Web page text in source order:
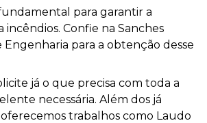
para garantir a
Confie na Sanches
Engenharia para a obtenção desse
já o que precisa com toda a
necessária. Além dos já
trabalhos como Laudo